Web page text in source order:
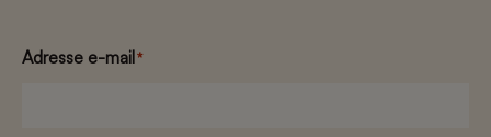
Adresse e-mail*